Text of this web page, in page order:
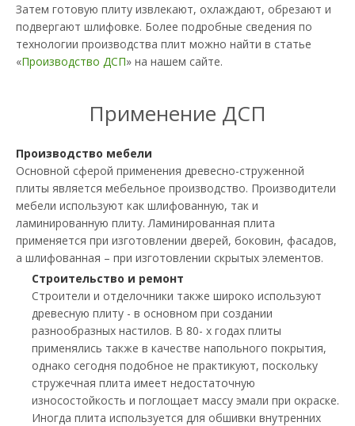
Затем готовую плиту извлекают, охлаждают, обрезают и
подвергают шлифовке. Более подробные сведения по
технологии производства плит можно найти в статье
«Производство ДСП» на нашем сайте.
Применение ДСП
Производство мебели
Основной сферой применения древесно-струженной
плиты является мебельное производство. Производители
мебели используют как шлифованную, так и
ламинированную плиту. Ламинированная плита
применяется при изготовлении дверей, боковин, фасадов,
а шлифованная – при изготовлении скрытых элементов.
Строительство и ремонт
Строители и отделочники также широко используют
древесную плиту - в основном при создании
разнообразных настилов. В 80- х годах плиты
применялись также в качестве напольного покрытия,
однако сегодня подобное не практикуют, поскольку
стружечная плита имеет недостаточную
износостойкость и поглощает массу эмали при окраске.
Иногда плита используется для обшивки внутренних